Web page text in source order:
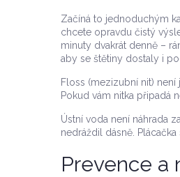
Začíná to jednoduchým
chcete opravdu čistý
minuty dvakrát denně –
aby se štětiny dostaly i
Floss (mezizubní nit)
Pokud vám nitka připadá
Ústní voda není náhrada
nedráždil dásně.
Prevence a